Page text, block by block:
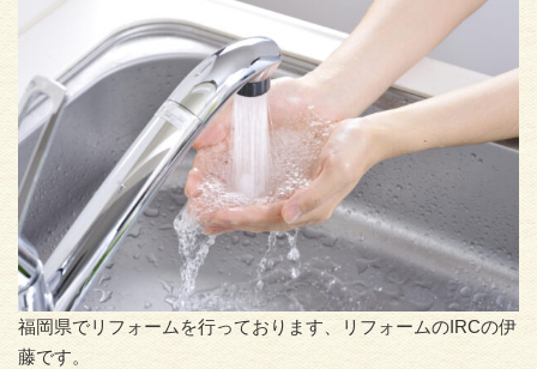
福岡県でリフォームを行っております、リフォームのIRCの伊
藤です。